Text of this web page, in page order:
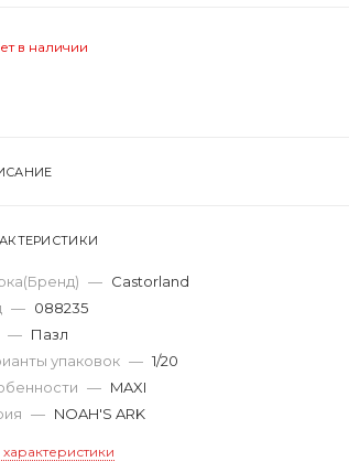
в наличии
— Castorland
— 088235
— Пазл
упаковок — 1/20
— MAXI
— NOAH'S ARK